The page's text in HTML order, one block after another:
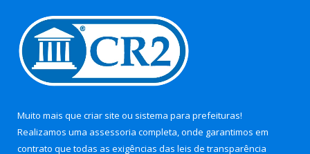
Muito mais que criar site ou sistema para prefeituras!
Realizamos uma assessoria completa, onde garantimos em
contrato que todas as exigências das leis de transparência